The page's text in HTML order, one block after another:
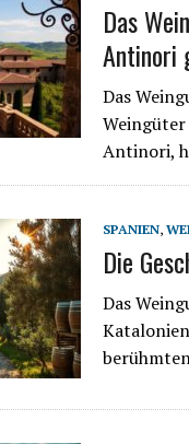
Das
Antinori
Das
Antinori,
SPANIEN,
Die
Das